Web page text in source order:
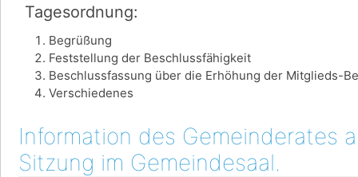
Tagesordnung:
Begrüßung
Feststellung der Beschlussfähigkeit
Beschlussfassung über die Erhöhung der Mitglieds-
Verschiedenes
Information des Gemeinderates
Sitzung im Gemeindesaal.